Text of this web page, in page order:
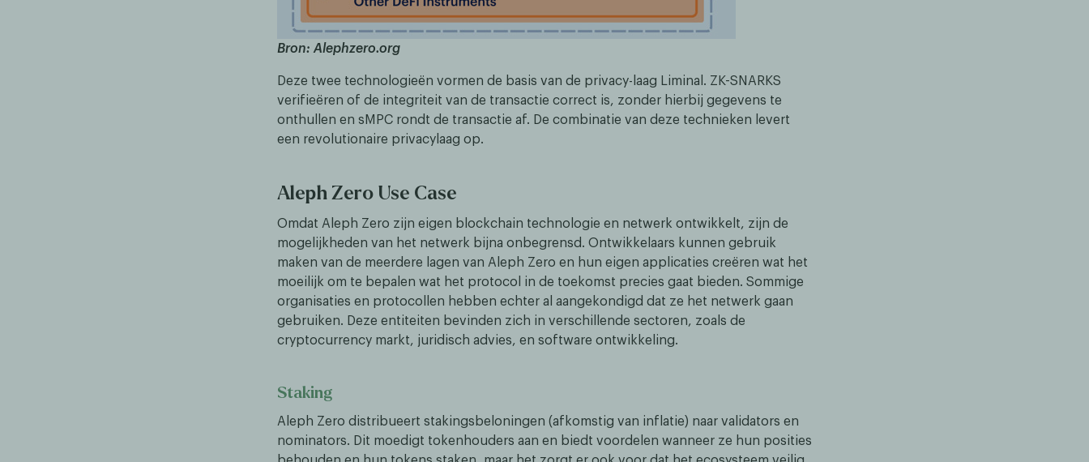
Bron: Alephzero.org
Deze twee technologieën vormen de basis van de privacy-laag Liminal. ZK-SNARKS
verifieëren of de integriteit van de transactie correct is, zonder hierbij gegevens te
onthullen en sMPC rondt de transactie af. De combinatie van deze technieken levert
een revolutionaire privacylaag op.
Aleph Zero Use Case
Omdat Aleph Zero zijn eigen blockchain technologie en netwerk ontwikkelt, zijn de
mogelijkheden van het netwerk bijna onbegrensd. Ontwikkelaars kunnen gebruik
maken van de meerdere lagen van Aleph Zero en hun eigen applicaties creëren wat het
moeilijk om te bepalen wat het protocol in de toekomst precies gaat bieden. Sommige
organisaties en protocollen hebben echter al aangekondigd dat ze het netwerk gaan
gebruiken. Deze entiteiten bevinden zich in verschillende sectoren, zoals de
cryptocurrency markt, juridisch advies, en software ontwikkeling.
Staking
Aleph Zero distribueert stakingsbeloningen (afkomstig van inflatie) naar validators en
nominators. Dit moedigt tokenhouders aan en biedt voordelen wanneer ze hun posities